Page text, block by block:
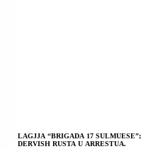
LAGJJA “BRIGADA 17
DERVISH RUSTA U ARRESTUA.